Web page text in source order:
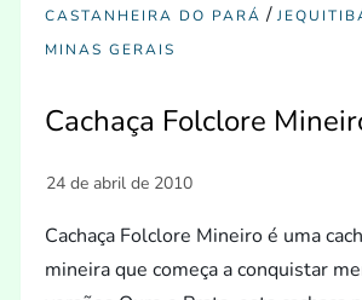
CASTANHEIRA DO PARÁ /
MINAS GERAIS
Cachaça Folclore
Cachaça Folclore Mineiro é uma
mineira que começa a conquistar